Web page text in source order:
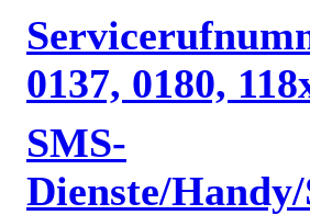
0137, 0180,
SMS-
Dienste/